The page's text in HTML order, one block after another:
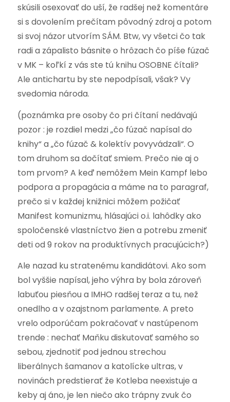
skúsili osexovať do uší, že radšej než komentáre
si s dovolením prečítam pôvodný zdroj a potom
si svoj názor utvorím SÁM. Btw, vy všetci čo tak
radi a zápalisto básnite o hrôzach čo píše fúzač
v MK – koľkí z vás ste tú knihu OSOBNE čítali?
Ale antichartu by ste nepodpísali, však? Vy
svedomia národa.
(poznámka pre osoby čo pri čítaní nedávajú
pozor : je rozdiel medzi „čo fúzač napísal do
knihy“ a „čo fúzač & kolektív povyvádzali“. O
tom druhom sa dočítať smiem. Prečo nie aj o
tom prvom? A keď nemôžem Mein Kampf lebo
podpora a propagácia a máme na to paragraf,
prečo si v každej knižnici môžem požičať
Manifest komunizmu, hlásajúci o.i. lahôdky ako
spoločenské vlastníctvo žien a potrebu zmeniť
deti od 9 rokov na produktívnych pracujúcich?)
Ale nazad ku stratenému kandidátovi. Ako som
bol vyššie napísal, jeho výhra by bola zároveň
labuťou piesňou a IMHO radšej teraz a tu, než
onedlho a v ozajstnom parlamente. A preto
vrelo odporúčam pokračovať v nastúpenom
trende : nechať Maňku diskutovať samého so
sebou, zjednotiť pod jednou strechou
liberálnych šamanov a katolícke ultras, v
novinách predstierať že Kotleba neexistuje a
keby aj áno, je len niečo ako trápny zvuk čo